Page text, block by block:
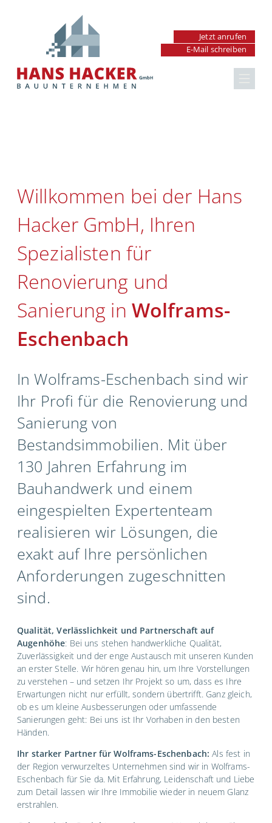
Jetzt anrufen
E-Mail schreiben
Fenster & Türen
Außenanlagen
Maurer- & Betonarbeiten
Unternehmen
Kontakt
Renovierung &
Sanierung in
Willkommen bei der Hans
Hacker GmbH, Ihren
Spezialisten für
Renovierung und
Sanierung in Wolframs-
Eschenbach
In Wolframs-Eschenbach sind wir
Ihr Profi für die Renovierung und
Sanierung von
Bestandsimmobilien. Mit über
130 Jahren Erfahrung im
Bauhandwerk und einem
eingespielten Expertenteam
realisieren wir Lösungen, die
exakt auf Ihre persönlichen
Anforderungen zugeschnitten
sind.
Qualität, Verlässlichkeit und Partnerschaft auf
Augenhöhe: Bei uns stehen handwerkliche Qualität,
Zuverlässigkeit und der enge Austausch mit unseren Kunden
an erster Stelle. Wir hören genau hin, um Ihre Vorstellungen
zu verstehen – und setzen Ihr Projekt so um, dass es Ihre
Erwartungen nicht nur erfüllt, sondern übertrifft. Ganz gleich,
ob es um kleine Ausbesserungen oder umfassende
Sanierungen geht: Bei uns ist Ihr Vorhaben in den besten
Händen.
Ihr starker Partner für Wolframs-Eschenbach: Als fest in
der Region verwurzeltes Unternehmen sind wir in Wolframs-
Eschenbach für Sie da. Mit Erfahrung, Leidenschaft und Liebe
zum Detail lassen wir Ihre Immobilie wieder in neuem Glanz
erstrahlen.